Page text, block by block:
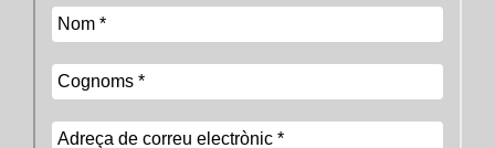
Cristiana”.